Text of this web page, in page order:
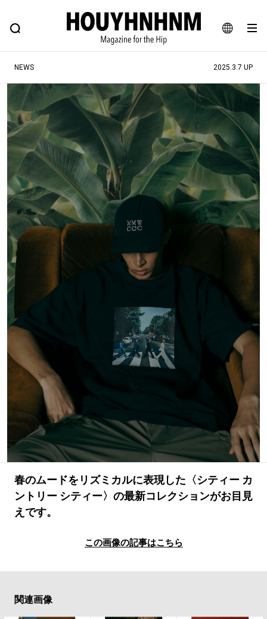
JA
EN
FEATURE BLOG SNAP
ヒップなファッション、カルチャー、ライフスタイルWEBマガジン
#注目のタグ
#SHOPPING ADDICT #憧れの逸品
#ESSENTIAL DESIGNS #古着サミット
#NEW VINTAGE #マイナーグッド図鑑
#路地裏てぃーん。 #MONTHLY JOURNAL
#GH 銘品の所以 #フイナムのYouTube
#Commune H #FOCUS IT #AH.H
#ととけん
#SNEAKER #OUTDOOR
#SPORTS
NEWS 2025.3.7 UP
春のムードをリズミカルに表現した〈シティー カ
ントリー シティー〉の最新コレクションがお目見
えです。
この画像の記事はこちら
関連画像